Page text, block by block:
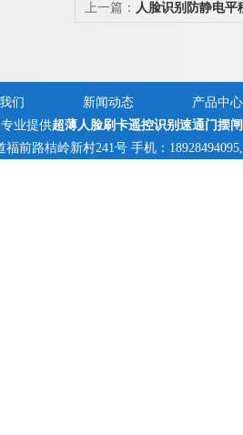
上一篇： 人脸识别防静电平
们 新闻动态
产品中心
业提供超薄人脸刷卡遥控识别速通门摆闸
前路桔岭新村241号 手机：